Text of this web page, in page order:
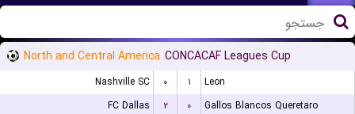
North and Central America CONCACAF Leagues Cup
Nashville SC ۰ ۱
Leon
FC Dallas
۲ ۰
Gallos Blancos Queretaro